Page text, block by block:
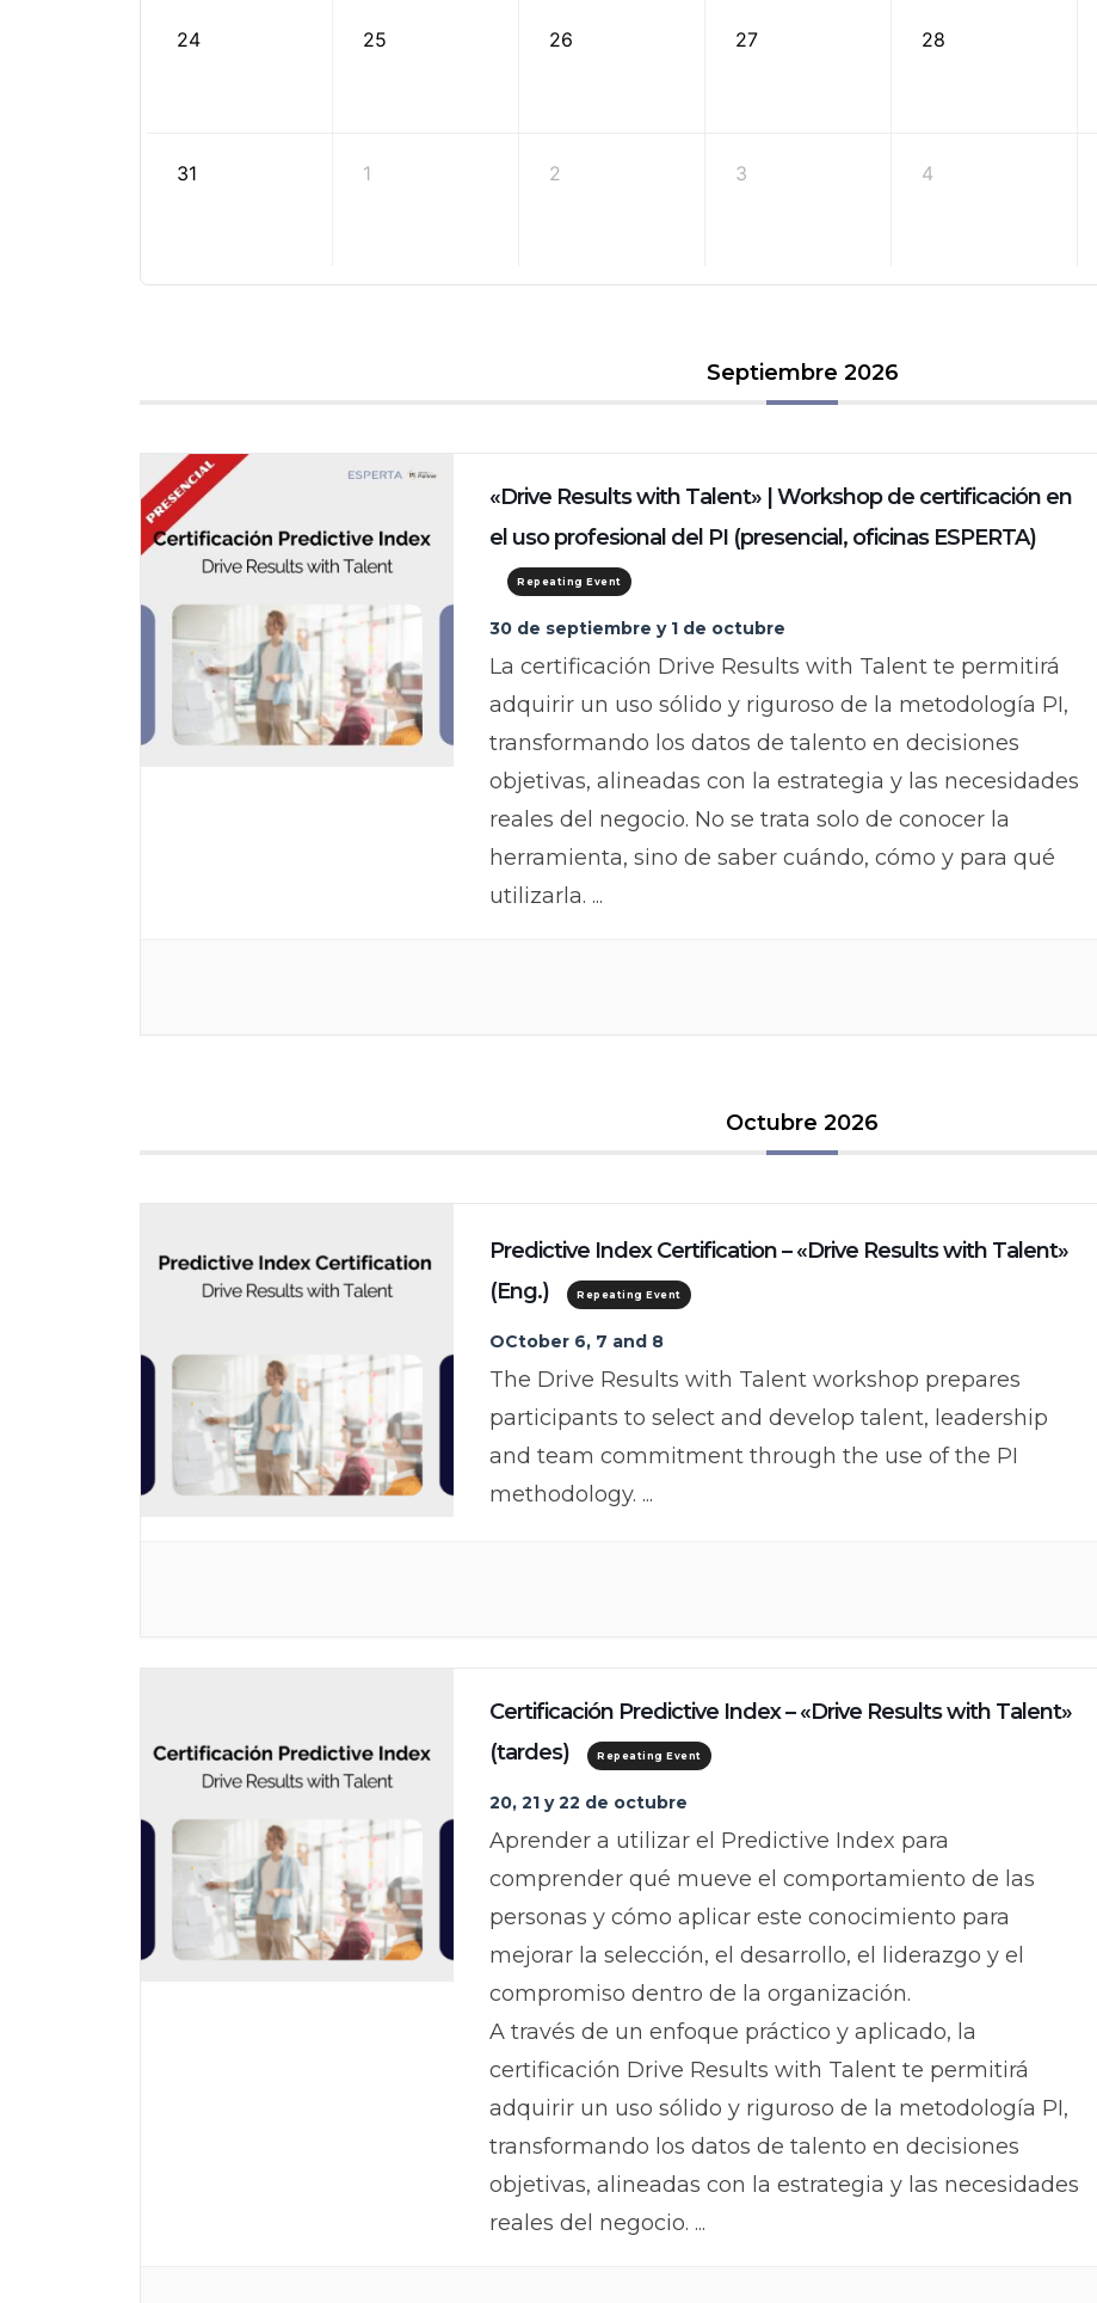
24 25 26 27 28
31 1 2 3 4
Septiembre 2026
«Drive Results with Talent» | Workshop de certificación en
el uso profesional del PI (presencial, oficinas ESPERTA)
Repeating Event
30 de septiembre y 1 de octubre
La certificación Drive Results with Talent te permitirá
adquirir un uso sólido y riguroso de la metodología PI,
transformando los datos de talento en decisiones
objetivas, alineadas con la estrategia y las necesidades
reales del negocio. No se trata solo de conocer la
herramienta, sino de saber cuándo, cómo y para qué
utilizarla. ...
Octubre 2026
Predictive Index Certification – «Drive Results with Talent»
(Eng.)
Repeating Event
OCtober 6, 7 and 8
The Drive Results with Talent workshop prepares
participants to select and develop talent, leadership
and team commitment through the use of the PI
methodology. ...
Certificación Predictive Index – «Drive Results with Talent»
(tardes)
Repeating Event
20, 21 y 22 de octubre
Aprender a utilizar el Predictive Index para
comprender qué mueve el comportamiento de las
personas y cómo aplicar este conocimiento para
mejorar la selección, el desarrollo, el liderazgo y el
compromiso dentro de la organización.
A través de un enfoque práctico y aplicado, la
certificación Drive Results with Talent te permitirá
adquirir un uso sólido y riguroso de la metodología PI,
transformando los datos de talento en decisiones
objetivas, alineadas con la estrategia y las necesidades
reales del negocio. ...